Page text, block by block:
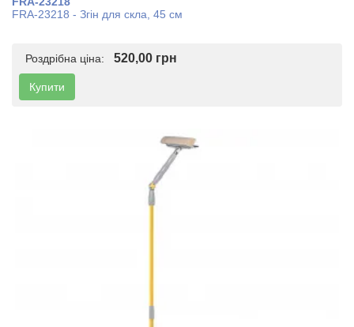
FRA-23218 - Згін для скла, 45 см
Роздрібна ціна: 520,00 грн
Купити